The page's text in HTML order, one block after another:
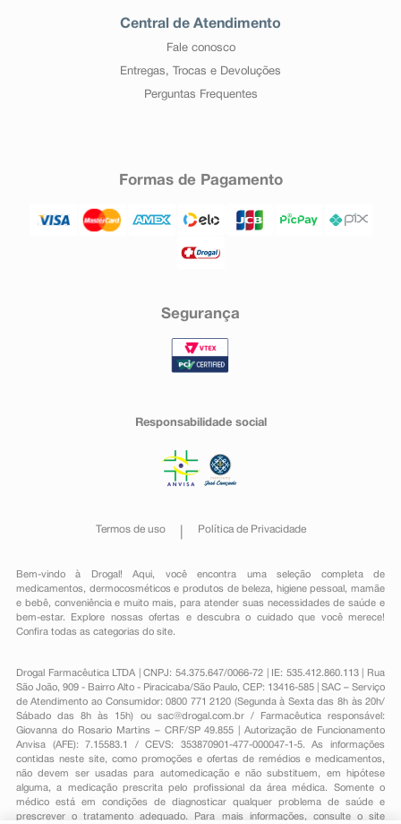
Central de Atendimento
Fale conosco
Entregas, Trocas e Devoluções
Perguntas Frequentes
Formas de Pagamento
Segurança
Responsabilidade social
Termos de uso Política de Privacidade
Bem-vindo à Drogal! Aqui, você encontra uma seleção completa de
medicamentos , dermocosméticos e produtos de beleza, higiene pessoal ,mamãe
e bebê, conveniênciae muito mais, para atender suas necessidades de saúde e
bem-estar. Explore nossas ofertas e descubra o cuidado que você merece!
Confira todas as categorias do site.
Drogal Farmacêutica LTDA | CNPJ: 54.375.647/0066-72 | IE: 535.412.860.113 | Rua
São João, 909 - Bairro Alto - Piracicaba/São Paulo, CEP: 13416-585 | SAC – Serviço
de Atendimento ao Consumidor: 0800 771 2120 (Segunda à Sexta das 8h às 20h/
Sábado das 8h às 15h) ou sac@drogal.com.br/ Farmacêutica responsável:
Giovanna do Rosario Martins – CRF/SP 49.855 | Autorização de Funcionamento
Anvisa (AFE): 7.15583.1 / CEVS: 353870901-477-000047-1-5. As informações
contidas neste site, como promoções e ofertas de remédios e medicamentos,
não devem ser usadas para automedicação e não substituem, em hipótese
alguma, a medicação prescrita pelo profissional da área médica. Somente o
médico está em condições de diagnosticar qualquer problema de saúde e
prescrever o tratamento adequado. Para mais informações, consulte o site